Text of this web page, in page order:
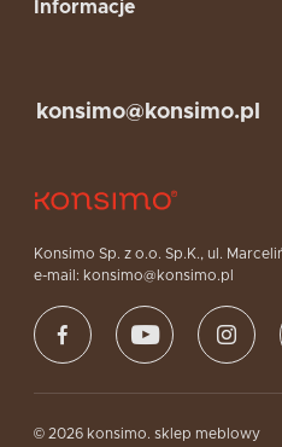
Informacje
Konsimo Sp. z o.o. Sp.K., ul.
e-mail: konsimo@konsimo.pl
konsimo@konsimo.pl
© 2026 konsimo. sklep meblowy